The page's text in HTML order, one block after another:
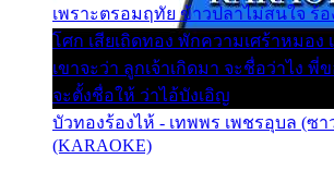
เพราะตรอมฤทัย ข้าวปลาไม่สนใจ ร้อ
โศก เสียเถิดทอง พักความเศร้าหมอง
เขาจะว่า ลูกเจ้าเกิดมา จะชื่อว่าไง พี่
จะตั้งชื่อให้ ว่าไอ้บังเอิญ
บัวทองร้องไห้ - เทพพร เพชรอุบล (ซ
(KARAOKE)